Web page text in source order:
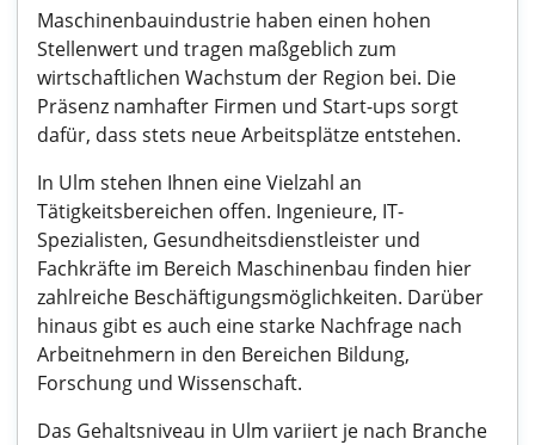
Maschinenbauindustrie haben einen hohen
Stellenwert und tragen maßgeblich zum
wirtschaftlichen Wachstum der Region bei. Die
Präsenz namhafter Firmen und Start-ups sorgt
dafür, dass stets neue Arbeitsplätze entstehen.
In Ulm stehen Ihnen eine Vielzahl an
Tätigkeitsbereichen offen. Ingenieure, IT-
Spezialisten, Gesundheitsdienstleister und
Fachkräfte im Bereich Maschinenbau finden hier
zahlreiche Beschäftigungsmöglichkeiten. Darüber
hinaus gibt es auch eine starke Nachfrage nach
Arbeitnehmern in den Bereichen Bildung,
Forschung und Wissenschaft.
Das Gehaltsniveau in Ulm variiert je nach Branche